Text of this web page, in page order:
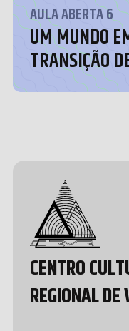
AULA ABERTA 6
UM MUNDO
TRANSIÇÃO
CENTRO
REGIONAL DE
Development
Quental